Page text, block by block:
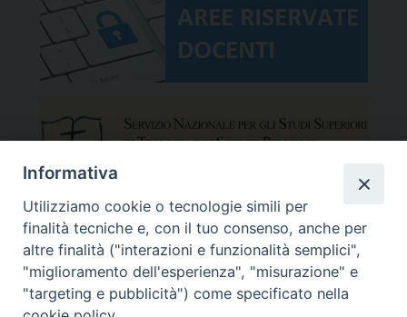
Informativa
Utilizziamo cookie o tecnologie simili per
finalità tecniche e, con il tuo consenso, anche per
altre finalità ("interazioni e funzionalità semplici",
"miglioramento dell'esperienza", "misurazione" e
"targeting e pubblicità") come specificato nella